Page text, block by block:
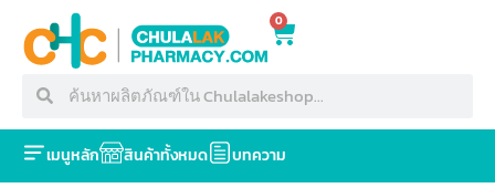
0
เมนูหลัก สินค้าทั้งหมด บทความ